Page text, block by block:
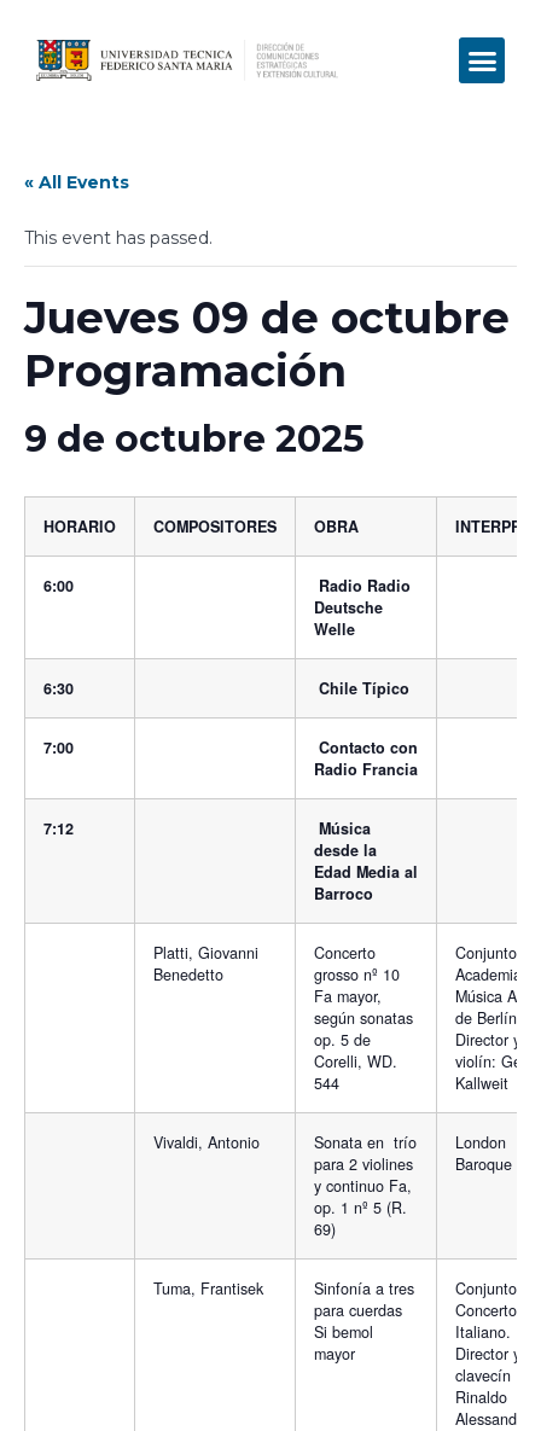
« All Events
This event has passed.
Jueves 09 de octubre
Programación
9 de octubre 2025
HORARIO COMPOSITORES OBRA
6:00
Radio Radio
Deutsche
Welle
6:30 Chile Típico
7:00
Contacto con
Radio Francia
7:12
Música
desde la
Edad Media al
Barroco
Platti, Giovanni
Benedetto
Concerto
grosso nº 10
Fa mayor,
según sonatas
op. 5 de
Corelli, WD.
544
Conjunto
Academia
Música
de Berlín.
Director y
violín:
Kallweit
Vivaldi, Antonio
Sonata en trío
para 2 violines
y continuo Fa,
op. 1 nº 5 (R.
69)
London
Baroque
Tuma, Frantisek
Sinfonía a tres
para cuerdas
Si bemol
mayor
Conjunto
Concerto
Italiano.
Director y
clavecín
Rinaldo
Alessandrini